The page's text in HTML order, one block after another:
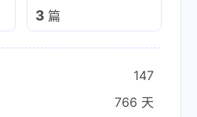
3 篇
147
766 天